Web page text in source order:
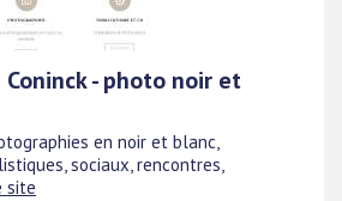
Coninck - photo noir et
en noir et blanc,
sociaux, rencontres,
site